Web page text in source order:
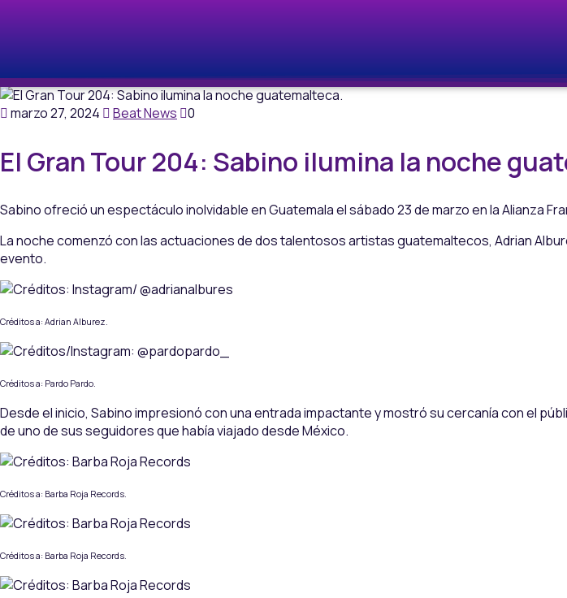
marzo 27, 2024 Beat News 0
El Gran Tour 204: Sabino ilumina la noche
Sabino ofreció un espectáculo inolvidable en Guatemala el sábado 23 de marzo en la Alianza
La noche comenzó con las actuaciones de dos talentosos artistas guatemaltecos, Adrian
evento.
Créditos a: Adrian Alburez.
Créditos a: Pardo Pardo.
Desde el inicio, Sabino impresionó con una entrada impactante y mostró su cercanía con el
de uno de sus seguidores que había viajado desde México.
Créditos a: Barba Roja Records.
Créditos a: Barba Roja Records.